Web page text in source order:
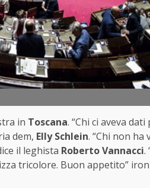
in Toscana. “Chi ci aveva
dem, Elly Schlein. “Chi non ha
il leghista Roberto Vannacci.
tricolore. Buon appetito”